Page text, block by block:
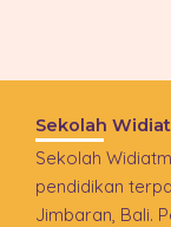
Sekolah
Sekolah
pendidikan
Jimbaran, Bali.